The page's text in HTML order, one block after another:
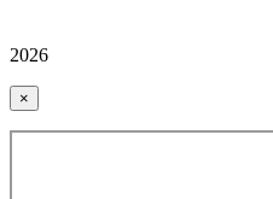
2026
×